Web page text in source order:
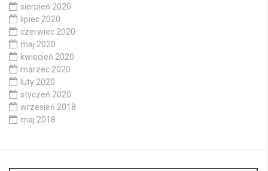
sierpień 2020
lipiec 2020
czerwiec 2020
maj 2020
kwiecień 2020
marzec 2020
luty 2020
styczeń 2020
wrzesień 2018
maj 2018